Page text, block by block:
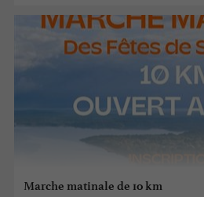
Marche matinale de 10 km